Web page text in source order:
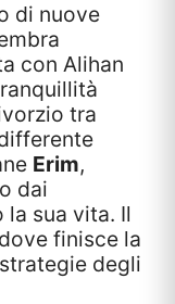
di nuove
con Alihan
tra
Erim,
dai
sua vita. Il
finisce la
degli